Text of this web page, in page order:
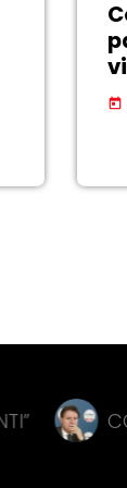
today
COVID,